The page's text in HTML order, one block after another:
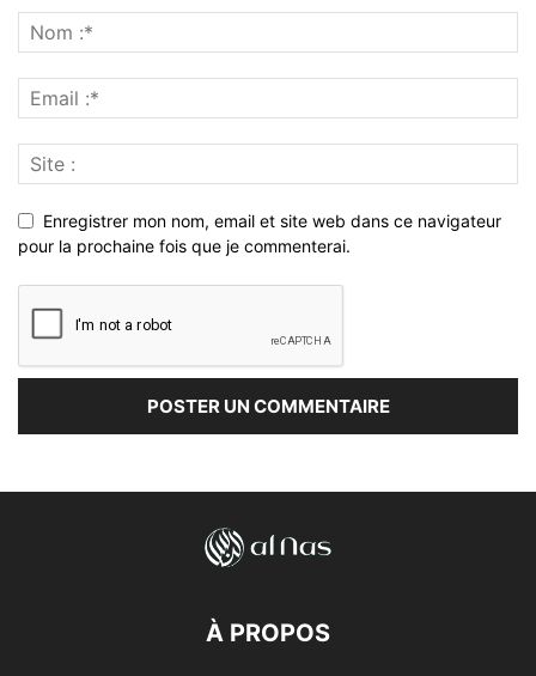
Enregistrer mon nom, email et site web dans ce navigateur
pour la prochaine fois que je commenterai.
À PROPOS